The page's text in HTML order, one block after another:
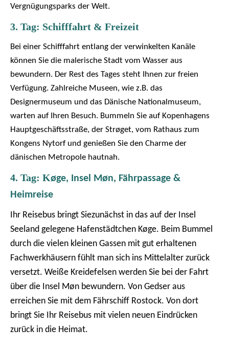
Vergnügungsparks der Welt.
3. Tag: Schifffahrt & Freizeit
Bei einer Schifffahrt entlang der verwinkelten Kanäle
können Sie die malerische Stadt vom Wasser aus
bewundern. Der Rest des Tages steht Ihnen zur freien
Verfügung. Zahlreiche Museen, wie z.B. das
Designermuseum und das Dänische Nationalmuseum,
warten auf Ihren Besuch. Bummeln Sie auf Kopenhagens
Hauptgeschäftsstraße, der Strøget, vom Rathaus zum
Kongens Nytorf und genießen Sie den Charme der
dänischen Metropole hautnah.
4. Tag: Køge, Insel Møn, Fährpassage &
Heimreise
Ihr Reisebus bringt Siezunächst in das auf der Insel
Seeland gelegene Hafenstädtchen Køge. Beim Bummel
durch die vielen kleinen Gassen mit gut erhaltenen
Fachwerkhäusern fühlt man sich ins Mittelalter zurück
versetzt. Weiße Kreidefelsen werden Sie bei der Fahrt
über die Insel Møn bewundern. Von Gedser aus
erreichen Sie mit dem Fährschiff Rostock. Von dort
bringt Sie Ihr Reisebus mit vielen neuen Eindrücken
zurück in die Heimat.